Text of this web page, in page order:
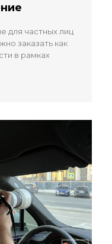
для частных лиц
заказать как
в рамках